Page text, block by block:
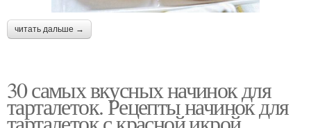
читать дальше →
30 самых вкусных начинок для
тарталеток. Рецепты начинок для